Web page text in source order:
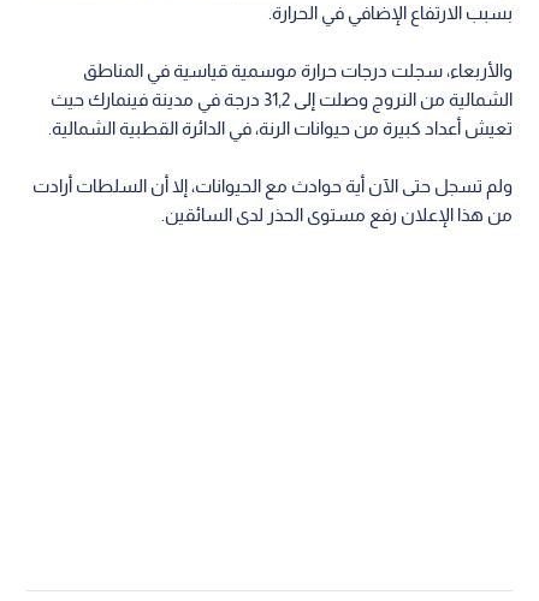
بسبب الارتفاع الإضافي في الحرارة.
والأربعاء، سجلت درجات حرارة موسمية قياسية في المناطق
الشمالية من النروج وصلت إلى 31,2 درجة في مدينة فينمارك حيث
تعيش أعداد كبيرة من حيوانات الرنة، في الدائرة القطبية الشمالية.
ولم تسجل حتى الآن أية حوادث مع الحيوانات، إلا أن السلطات أرادت
من هذا الإعلان رفع مستوى الحذر لدى السائقين.